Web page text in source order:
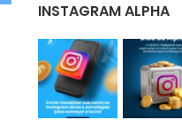
INSTAGRAM ALPHA